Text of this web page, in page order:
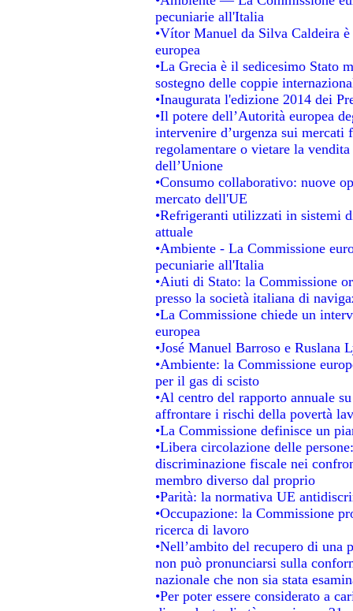
pecuniarie all'Italia
•Vítor Manuel da Silva Caldeira
europea
•La Grecia è il sedicesimo Stato
sostegno delle coppie
•Inaugurata l'edizione 2014 dei
•Il potere dell’Autorità europea
intervenire d’urgenza sui
regolamentare o vietare la
dell’Unione
•Consumo collaborativo: nuove
mercato dell'UE
•Refrigeranti utilizzati in sistemi
attuale
•Ambiente - La Commissione
pecuniarie all'Italia
•Aiuti di Stato: la Commissione
presso la società italiana di
•La Commissione chiede un
europea
•José Manuel Barroso e Ruslana
•Ambiente: la Commissione
per il gas di scisto
•Al centro del rapporto annuale
affrontare i rischi della povertà
•La Commissione definisce un
•Libera circolazione delle
discriminazione fiscale nei
membro diverso dal proprio
•Parità: la normativa UE
•Occupazione: la Commissione
ricerca di lavoro
•Nell’ambito del recupero di una
non può pronunciarsi sulla
nazionale che non sia stata
•Per poter essere considerato a